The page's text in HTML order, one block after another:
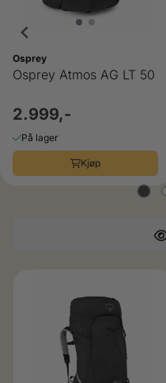
Osprey
Osprey Atmos AG LT 50
2.999,-
På lager
Kjøp